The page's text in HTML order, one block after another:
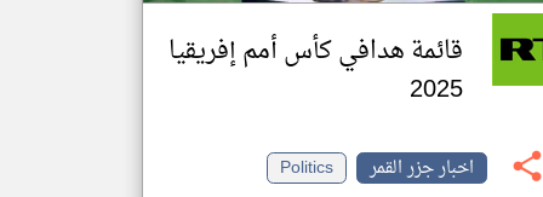
قائمة هدافي كأس أمم إفريقيا
2025
اخبار جزر القمر
Politics